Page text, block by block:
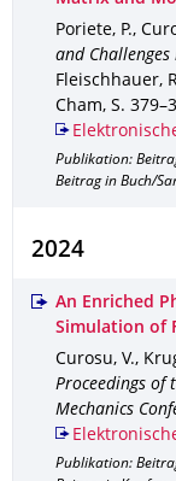
Poriete, P.,
and
Fleischhauer,
Cham, S.
Publikation:
Beitrag in Buch/
2024
An Enriched
Simulation of
Curosu, V.,
Proceedings of
Mechanics
Publikation: